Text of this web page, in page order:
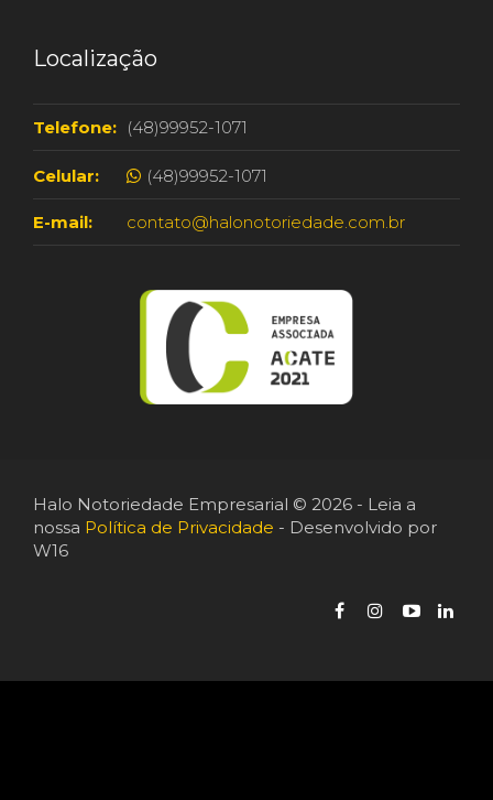
Localização
Telefone: (48)99952-1071
Celular: (48)99952-1071
E-mail: contato@halonotoriedade.com.br
Halo Notoriedade Empresarial © 2026 - Leia a
nossa Política de Privacidade - Desenvolvido por
W16